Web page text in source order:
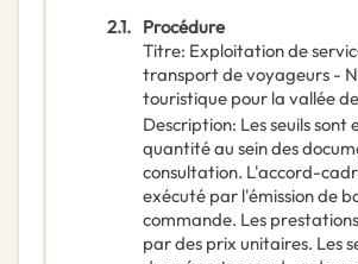
2.1. Procédure
Titre: Exploitation de
transport de voyageurs -
touristique pour la vallée
Description: Les seuils sont
quantité au sein des
consultation. L'accord-
exécuté par l'émission de
commande. Les
par des prix unitaires. Les